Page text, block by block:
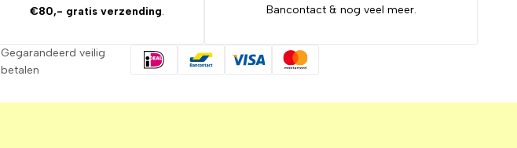
€80,- gratis verzending.
Bancontact & nog veel meer.
Gegarandeerd veilig
betalen